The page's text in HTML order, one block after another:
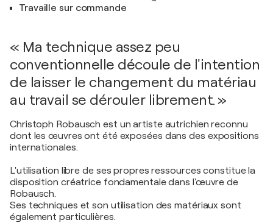
Travaille sur commande
« Ma technique assez peu
conventionnelle découle de l'intention
de laisser le changement du matériau
au travail se dérouler librement. »
Christoph Robausch est un artiste autrichien reconnu
dont les œuvres ont été exposées dans des expositions
internationales.
L'utilisation libre de ses propres ressources constitue la
disposition créatrice fondamentale dans l'œuvre de
Robausch.
Ses techniques et son utilisation des matériaux sont
également particulières.